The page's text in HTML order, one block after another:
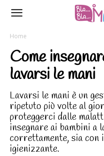
Home
Come
lavarsi le mani
Lavarsi le mani è un
ripetuto più volte al
proteggerci dalle
insegnare ai bambini a
correttamente, sia con
igienizzante.